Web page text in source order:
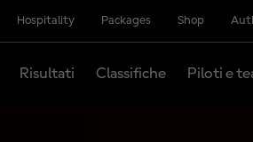
Hospitality Packages Shop
Risultati Classifiche Piloti e